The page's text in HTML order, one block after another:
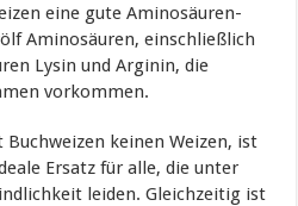
eine gute Aminosäuren-
Aminosäuren, einschließlich
Lysin und Arginin, die
vorkommen.
keinen Weizen, ist
Ersatz für alle, die unter
leiden. Gleichzeitig ist